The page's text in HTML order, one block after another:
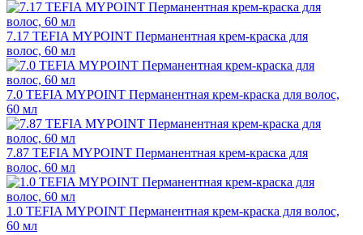
7.17 TEFIA MYPOINT Перманентная крем-краска для
волос, 60 мл
7.0 TEFIA MYPOINT Перманентная крем-краска для волос,
60 мл
7.87 TEFIA MYPOINT Перманентная крем-краска для
волос, 60 мл
1.0 TEFIA MYPOINT Перманентная крем-краска для волос,
60 мл